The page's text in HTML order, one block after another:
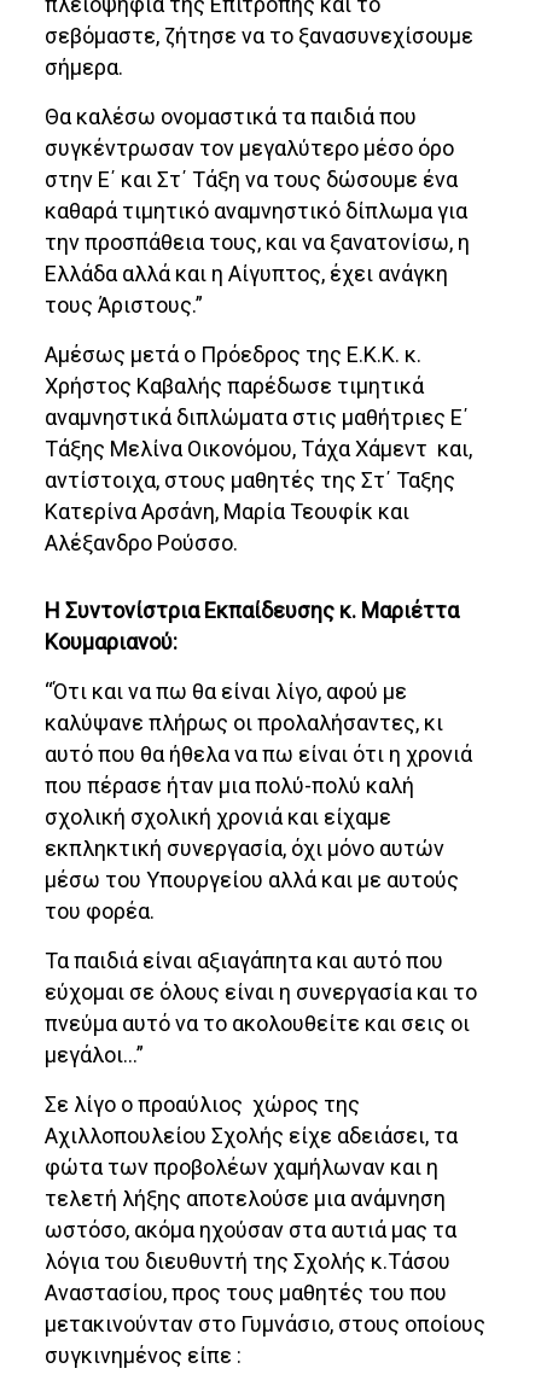
σεβόμαστε, ζήτησε να το ξανασυνεχίσουμε
σήμερα.
Θα καλέσω ονομαστικά τα παιδιά που
συγκέντρωσαν τον μεγαλύτερο μέσο όρο
στην Ε΄ και Στ΄ Τάξη να τους δώσουμε ένα
καθαρά τιμητικό αναμνηστικό δίπλωμα για
την προσπάθεια τους, και να ξανατονίσω, η
Ελλάδα αλλά και η Αίγυπτος, έχει ανάγκη
τους Άριστους.”
Αμέσως μετά ο Πρόεδρος της Ε.Κ.Κ. κ.
Χρήστος Καβαλής παρέδωσε τιμητικά
αναμνηστικά διπλώματα στις μαθήτριες Ε΄
Τάξης Μελίνα Οικονόμου, Τάχα Χάμεντ και,
αντίστοιχα, στους μαθητές της Στ΄ Ταξης
Κατερίνα Αρσάνη, Μαρία Τεουφίκ και
Αλέξανδρο Ρούσσο.
Η Συντονίστρια Εκπαίδευσης κ. Μαριέττα
Κουμαριανού:
“Ότι και να πω θα είναι λίγο, αφού με
καλύψανε πλήρως οι προλαλήσαντες, κι
αυτό που θα ήθελα να πω είναι ότι η χρονιά
που πέρασε ήταν μια πολύ-πολύ καλή
σχολική σχολική χρονιά και είχαμε
εκπληκτική συνεργασία, όχι μόνο αυτών
μέσω του Υπουργείου αλλά και με αυτούς
του φορέα.
Τα παιδιά είναι αξιαγάπητα και αυτό που
εύχομαι σε όλους είναι η συνεργασία και το
πνεύμα αυτό να το ακολουθείτε και σεις οι
μεγάλοι…”
Σε λίγο ο προαύλιος χώρος της
Αχιλλοπουλείου Σχολής είχε αδειάσει, τα
φώτα των προβολέων χαμήλωναν και η
τελετή λήξης αποτελούσε μια ανάμνηση
ωστόσο, ακόμα ηχούσαν στα αυτιά μας τα
λόγια του διευθυντή της Σχολής κ.Τάσου
Αναστασίου, προς τους μαθητές του που
μετακινούνταν στο Γυμνάσιο, στους οποίους
συγκινημένος είπε :